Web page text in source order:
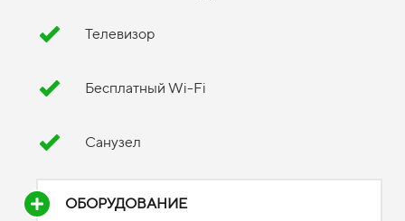
Телевизор
Бесплатный Wi-Fi
Санузел
ОБОРУДОВАНИЕ